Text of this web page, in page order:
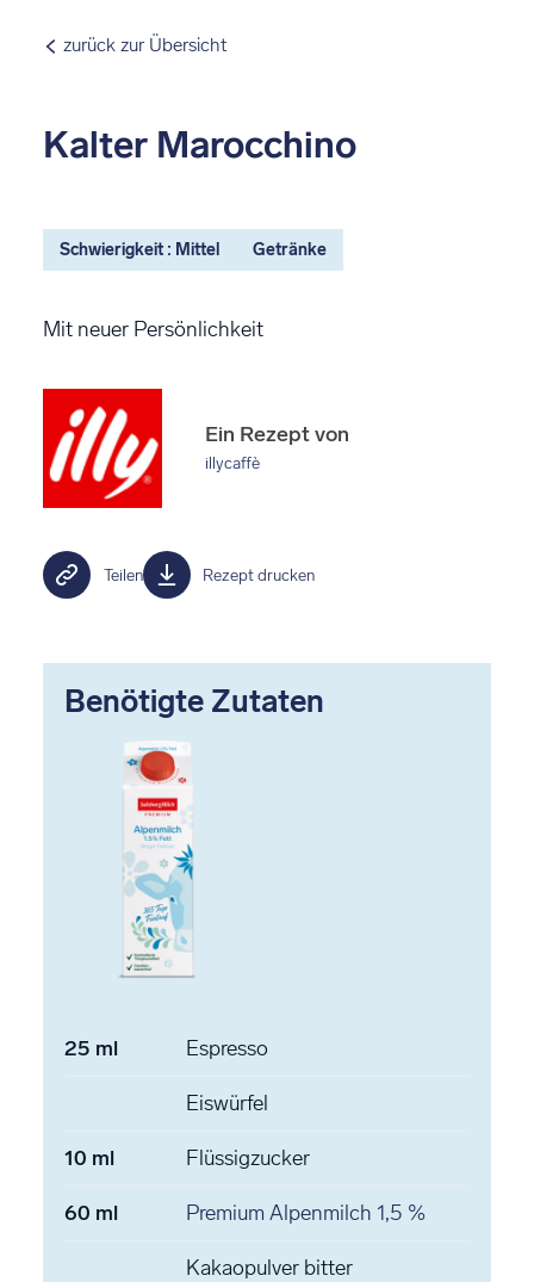
zurück zur Übersicht
Kalter Marocchino
Schwierigkeit : Mittel Getränke
Mit neuer Persönlichkeit
Ein Rezept von
illycaffè
Teilen Rezept drucken
Benötigte Zutaten
25 ml Espresso
Eiswürfel
10 ml Flüssigzucker
60 ml Premium Alpenmilch 1,5 %
Kakaopulver bitter